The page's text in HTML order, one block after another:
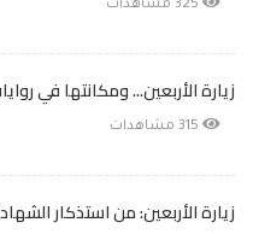
زيارة الأربعين... ومكانتها في
زيارة الأربعين: من استذكار